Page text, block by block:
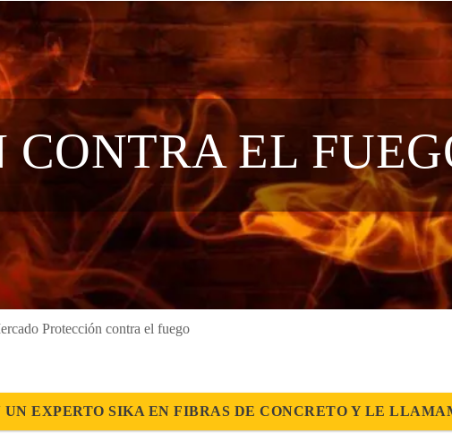
CONTRA EL
Protección contra el fuego
UN EXPERTO SIKA EN FIBRAS DE CONCRETO Y LE